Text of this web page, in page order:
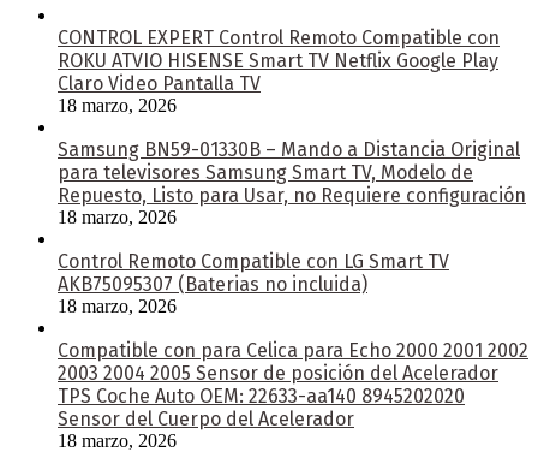
CONTROL EXPERT Control Remoto Compatible con
ROKU ATVIO HISENSE Smart TV Netflix Google Play
Claro Video Pantalla TV
18 marzo, 2026
Samsung BN59-01330B – Mando a Distancia Original
para televisores Samsung Smart TV, Modelo de
Repuesto, Listo para Usar, no Requiere configuración
18 marzo, 2026
Control Remoto Compatible con LG Smart TV
AKB75095307 (Baterias no incluida)
18 marzo, 2026
Compatible con para Celica para Echo 2000 2001 2002
2003 2004 2005 Sensor de posición del Acelerador
TPS Coche Auto OEM: 22633-aa140 8945202020
Sensor del Cuerpo del Acelerador
18 marzo, 2026